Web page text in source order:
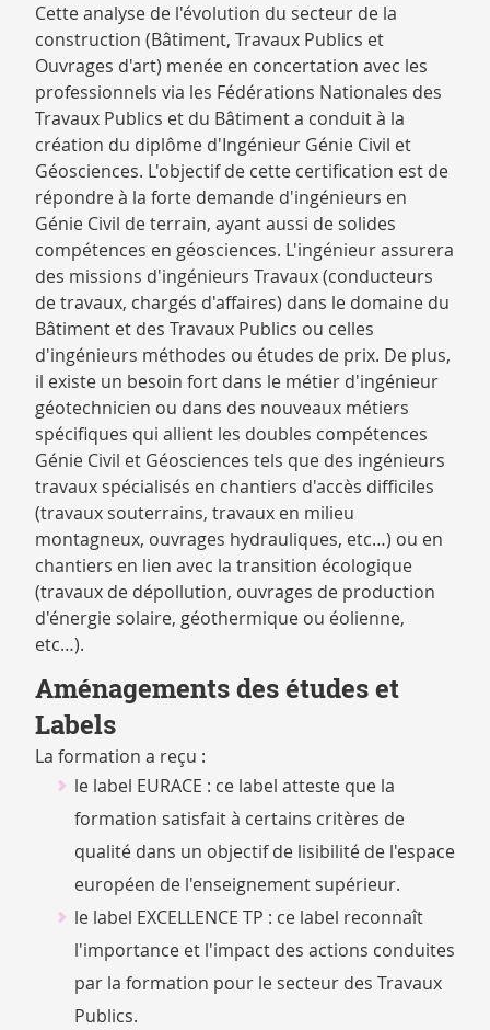
Cette analyse de l'évolution du secteur de la
construction (Bâtiment, Travaux Publics et
Ouvrages d'art) menée en concertation avec les
professionnels via les Fédérations Nationales des
Travaux Publics et du Bâtiment a conduit à la
création du diplôme d'Ingénieur Génie Civil et
Géosciences. L'objectif de cette certification est de
répondre à la forte demande d'ingénieurs en
Génie Civil de terrain, ayant aussi de solides
compétences en géosciences. L'ingénieur assurera
des missions d'ingénieurs Travaux (conducteurs
de travaux, chargés d'affaires) dans le domaine du
Bâtiment et des Travaux Publics ou celles
d'ingénieurs méthodes ou études de prix. De plus,
il existe un besoin fort dans le métier d'ingénieur
géotechnicien ou dans des nouveaux métiers
spécifiques qui allient les doubles compétences
Génie Civil et Géosciences tels que des ingénieurs
travaux spécialisés en chantiers d'accès difficiles
(travaux souterrains, travaux en milieu
montagneux, ouvrages hydrauliques, etc…) ou en
chantiers en lien avec la transition écologique
(travaux de dépollution, ouvrages de production
d'énergie solaire, géothermique ou éolienne,
etc…).
Aménagements des études et
Labels
La formation a reçu :
le label EURACE : ce label atteste que la
formation satisfait à certains critères de
qualité dans un objectif de lisibilité de l'espace
européen de l'enseignement supérieur.
le label EXCELLENCE TP : ce label reconnaît
l'importance et l'impact des actions conduites
par la formation pour le secteur des Travaux
Publics.